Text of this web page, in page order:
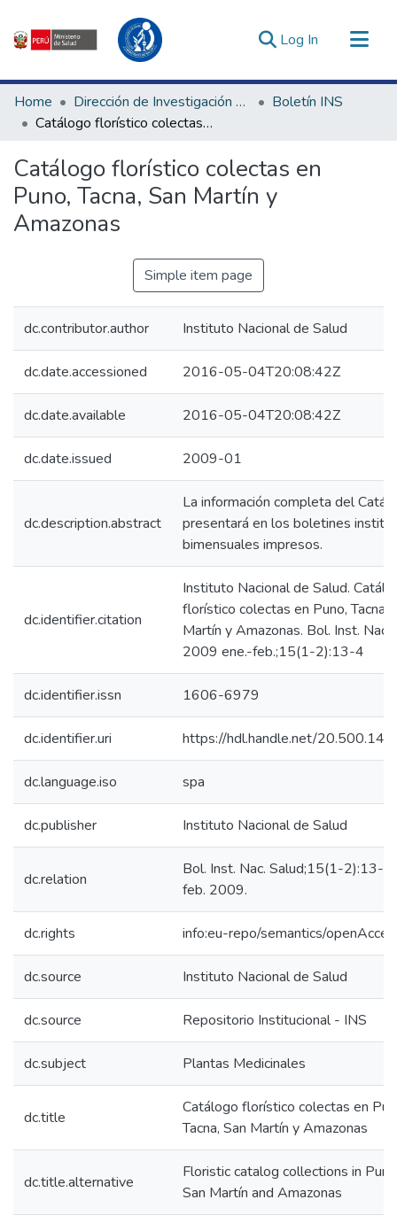
Log In (current)
Communities & Collections
All of DSpace
Estadísticas Externas
Enlaces de interés ▾
Home Dirección de Investigación e Innovación en Salud
Boletín INS
Catálogo florístico colectas en Puno, Tacna, San Martín y Amazonas
Catálogo florístico colectas en
Puno, Tacna, San Martín y
Amazonas
Simple item page
dc.contributor.author Instituto Nacional de Salud
dc.date.accessioned 2016-05-04T20:08:42Z
dc.date.available 2016-05-04T20:08:42Z
dc.date.issued 2009-01
dc.description.abstract
La información completa del
presentará en los boletines
bimensuales impresos.
dc.identifier.citation
Instituto Nacional de Salud.
florístico colectas en Puno, Tacna,
Martín y Amazonas. Bol. Inst. Nac.
2009 ene.-feb.;15(1-2):13-4
dc.identifier.issn 1606-6979
dc.identifier.uri https://hdl.handle.net/
dc.language.iso spa
dc.publisher Instituto Nacional de Salud
dc.relation
Bol. Inst. Nac. Salud;15(1-2):13-
feb. 2009.
dc.rights info:eu-repo/semantics/
dc.source Instituto Nacional de Salud
dc.source Repositorio Institucional - INS
dc.subject Plantas Medicinales
dc.title
Catálogo florístico colectas en
Tacna, San Martín y Amazonas
dc.title.alternative
Floristic catalog collections in
San Martín and Amazonas